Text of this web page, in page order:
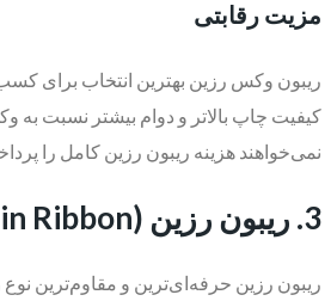
مزیت رقابتی
ریبون وکس رزین بهترین انتخاب برای
کیفیت چاپ بالاتر و دوام بیشتر نسبت به
نمی‌خواهند هزینه ریبون رزین کامل را
3. ریبون رزین (Resin Ribbon)
ریبون رزین حرفه‌ای‌ترین و مقاوم‌ترین نوع